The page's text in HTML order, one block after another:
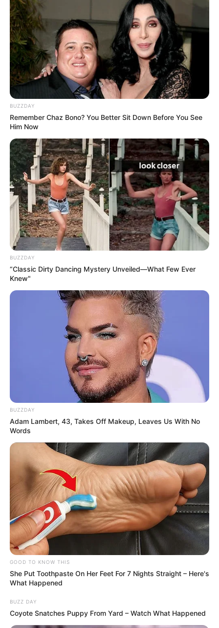
BUZZDAY
Remember Chaz Bono? You Better Sit Down Before You See
Him Now
BUZZDAY
“Classic Dirty Dancing Mystery Unveiled—What Few Ever
Knew"
BUZZDAY
Adam Lambert, 43, Takes Off Makeup, Leaves Us With No
Words
GOOD TO KNOW THIS
She Put Toothpaste On Her Feet For 7 Nights Straight – Here's
What Happened
BUZZ DAY
Coyote Snatches Puppy From Yard – Watch What Happened